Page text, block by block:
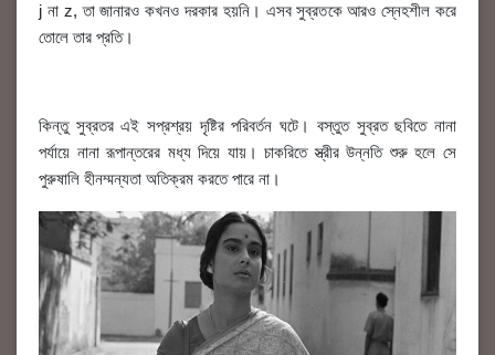
j না z, তা জানারও কখনও দরকার হয়নি। এসব সুব্রতকে আরও স্নেহশীল করে
তোলে তার প্রতি।
কিন্তু সুব্রতর এই সপ্রশ্রয় দৃষ্টির পরিবর্তন ঘটে। বস্তুত সুব্রত ছবিতে নানা
পর্যায়ে নানা রূপান্তরের মধ্য দিয়ে যায়। চাকরিতে স্ত্রীর উন্নতি শুরু হলে সে
পুরুষালি হীনম্মন্যতা অতিক্রম করতে পারে না।